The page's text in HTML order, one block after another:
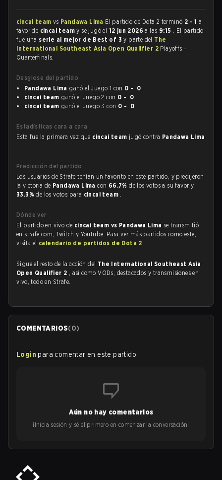
cincai team vs Pandawa Lima El partido de Dota 2 terminó 2 - 1 a
favor de cincai teamy se jugó el 12 jun 2026a las 9:15 . El partido
fue una serie al mejor de Best of 3y parte del The
International Southeast Asia Open Qualifier 2 Playoffs -
Quarterfinals.
Desglose del partido
Pandawa Lima ganó el Juego 1 con 0 - 0
cincai team ganó el Juego 2 con 0 - 0
cincai team ganó el Juego 3 con 0 - 0
Estadísticas cara a cara
Esta fue la primera vez que cincai team jugó contra Pandawa Lima
.
Predicción del partido
Los usuarios de Strafe tenían un favorito en este partido, y predijeron
la victoria de Pandawa Limacon 66.7%de los votos a su favor y
33.3%de los votos para cincai team .
Dónde ver
El partido en vivo de cincai team vs Pandawa Lima se transmitió
en strafe.com, Twitch y Youtube. Para ver más partidos como este,
visita el calendario de partidos de Dota 2 .
Sigue el resto de la acción del The International Southeast Asia
Open Qualifier 2 , así como VODs, destacados y transmisiones en
vivo, todo en Strafe.
COMENTARIOS(0)
Login para comentar en este partido
Aún no hay comentarios
¡Inicia sesión y sé el primero en comenzar la conversación!